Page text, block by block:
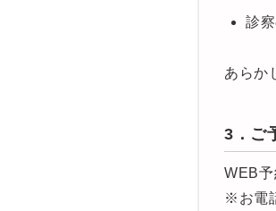
診
あらか
3．ご
WEB
※お電